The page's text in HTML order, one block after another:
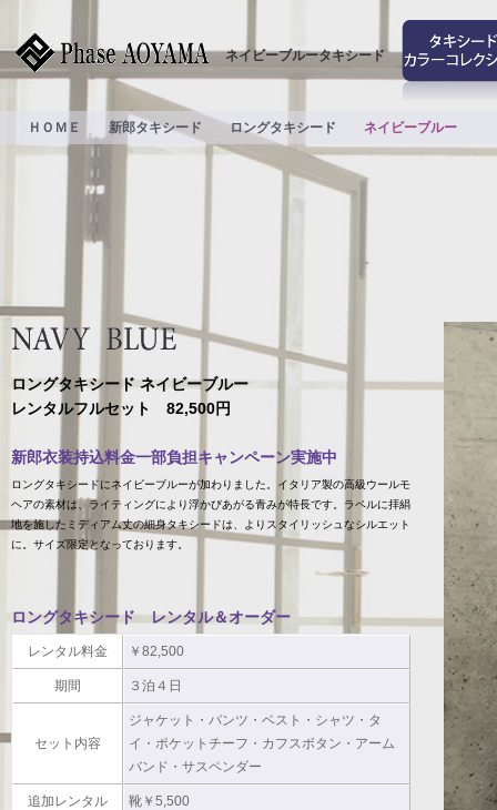
ネイビーブルータキシード
ＨＯＭＥ 新郎タキシード ロングタキシード ネイビーブルー
ロングタキシード ネイビーブルー
レンタルフルセット 82,500円
新郎衣装持込料金一部負担キャンペーン実施中
ロングタキシードにネイビーブルーが加わりました。イタリア製の高級ウールモ
ヘアの素材は、ライティングにより浮かびあがる青みが特長です。ラペルに拝絹
地を施したミディアム丈の細身タキシードは、よりスタイリッシュなシルエット
に。サイズ限定となっております。
ロングタキシード レンタル＆オーダー
レンタル料金 ￥82,500
期間 ３泊４日
セット内容
ジャケット・パンツ・ベスト・シャツ・タ
イ・ポケットチーフ・カフスボタン・アーム
バンド・サスペンダー
追加レンタル 靴￥5,500